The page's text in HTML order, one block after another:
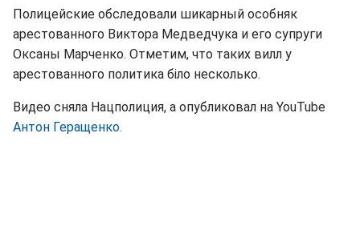
Полицейские обследовали шикарный особняк
арестованного Виктора Медведчука и его супруги
Оксаны Марченко. Отметим, что таких вилл у
арестованного политика біло несколько.
Видео сняла Нацполиция, а опубликовал на YouTube
Антон Геращенко.